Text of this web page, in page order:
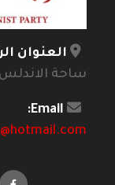
العنوان
ساحة الاندلس
Email: